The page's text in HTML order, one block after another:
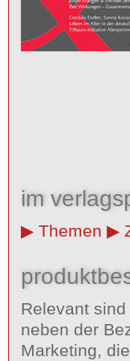
im
Themen
Relevant
neben der
Marketing,